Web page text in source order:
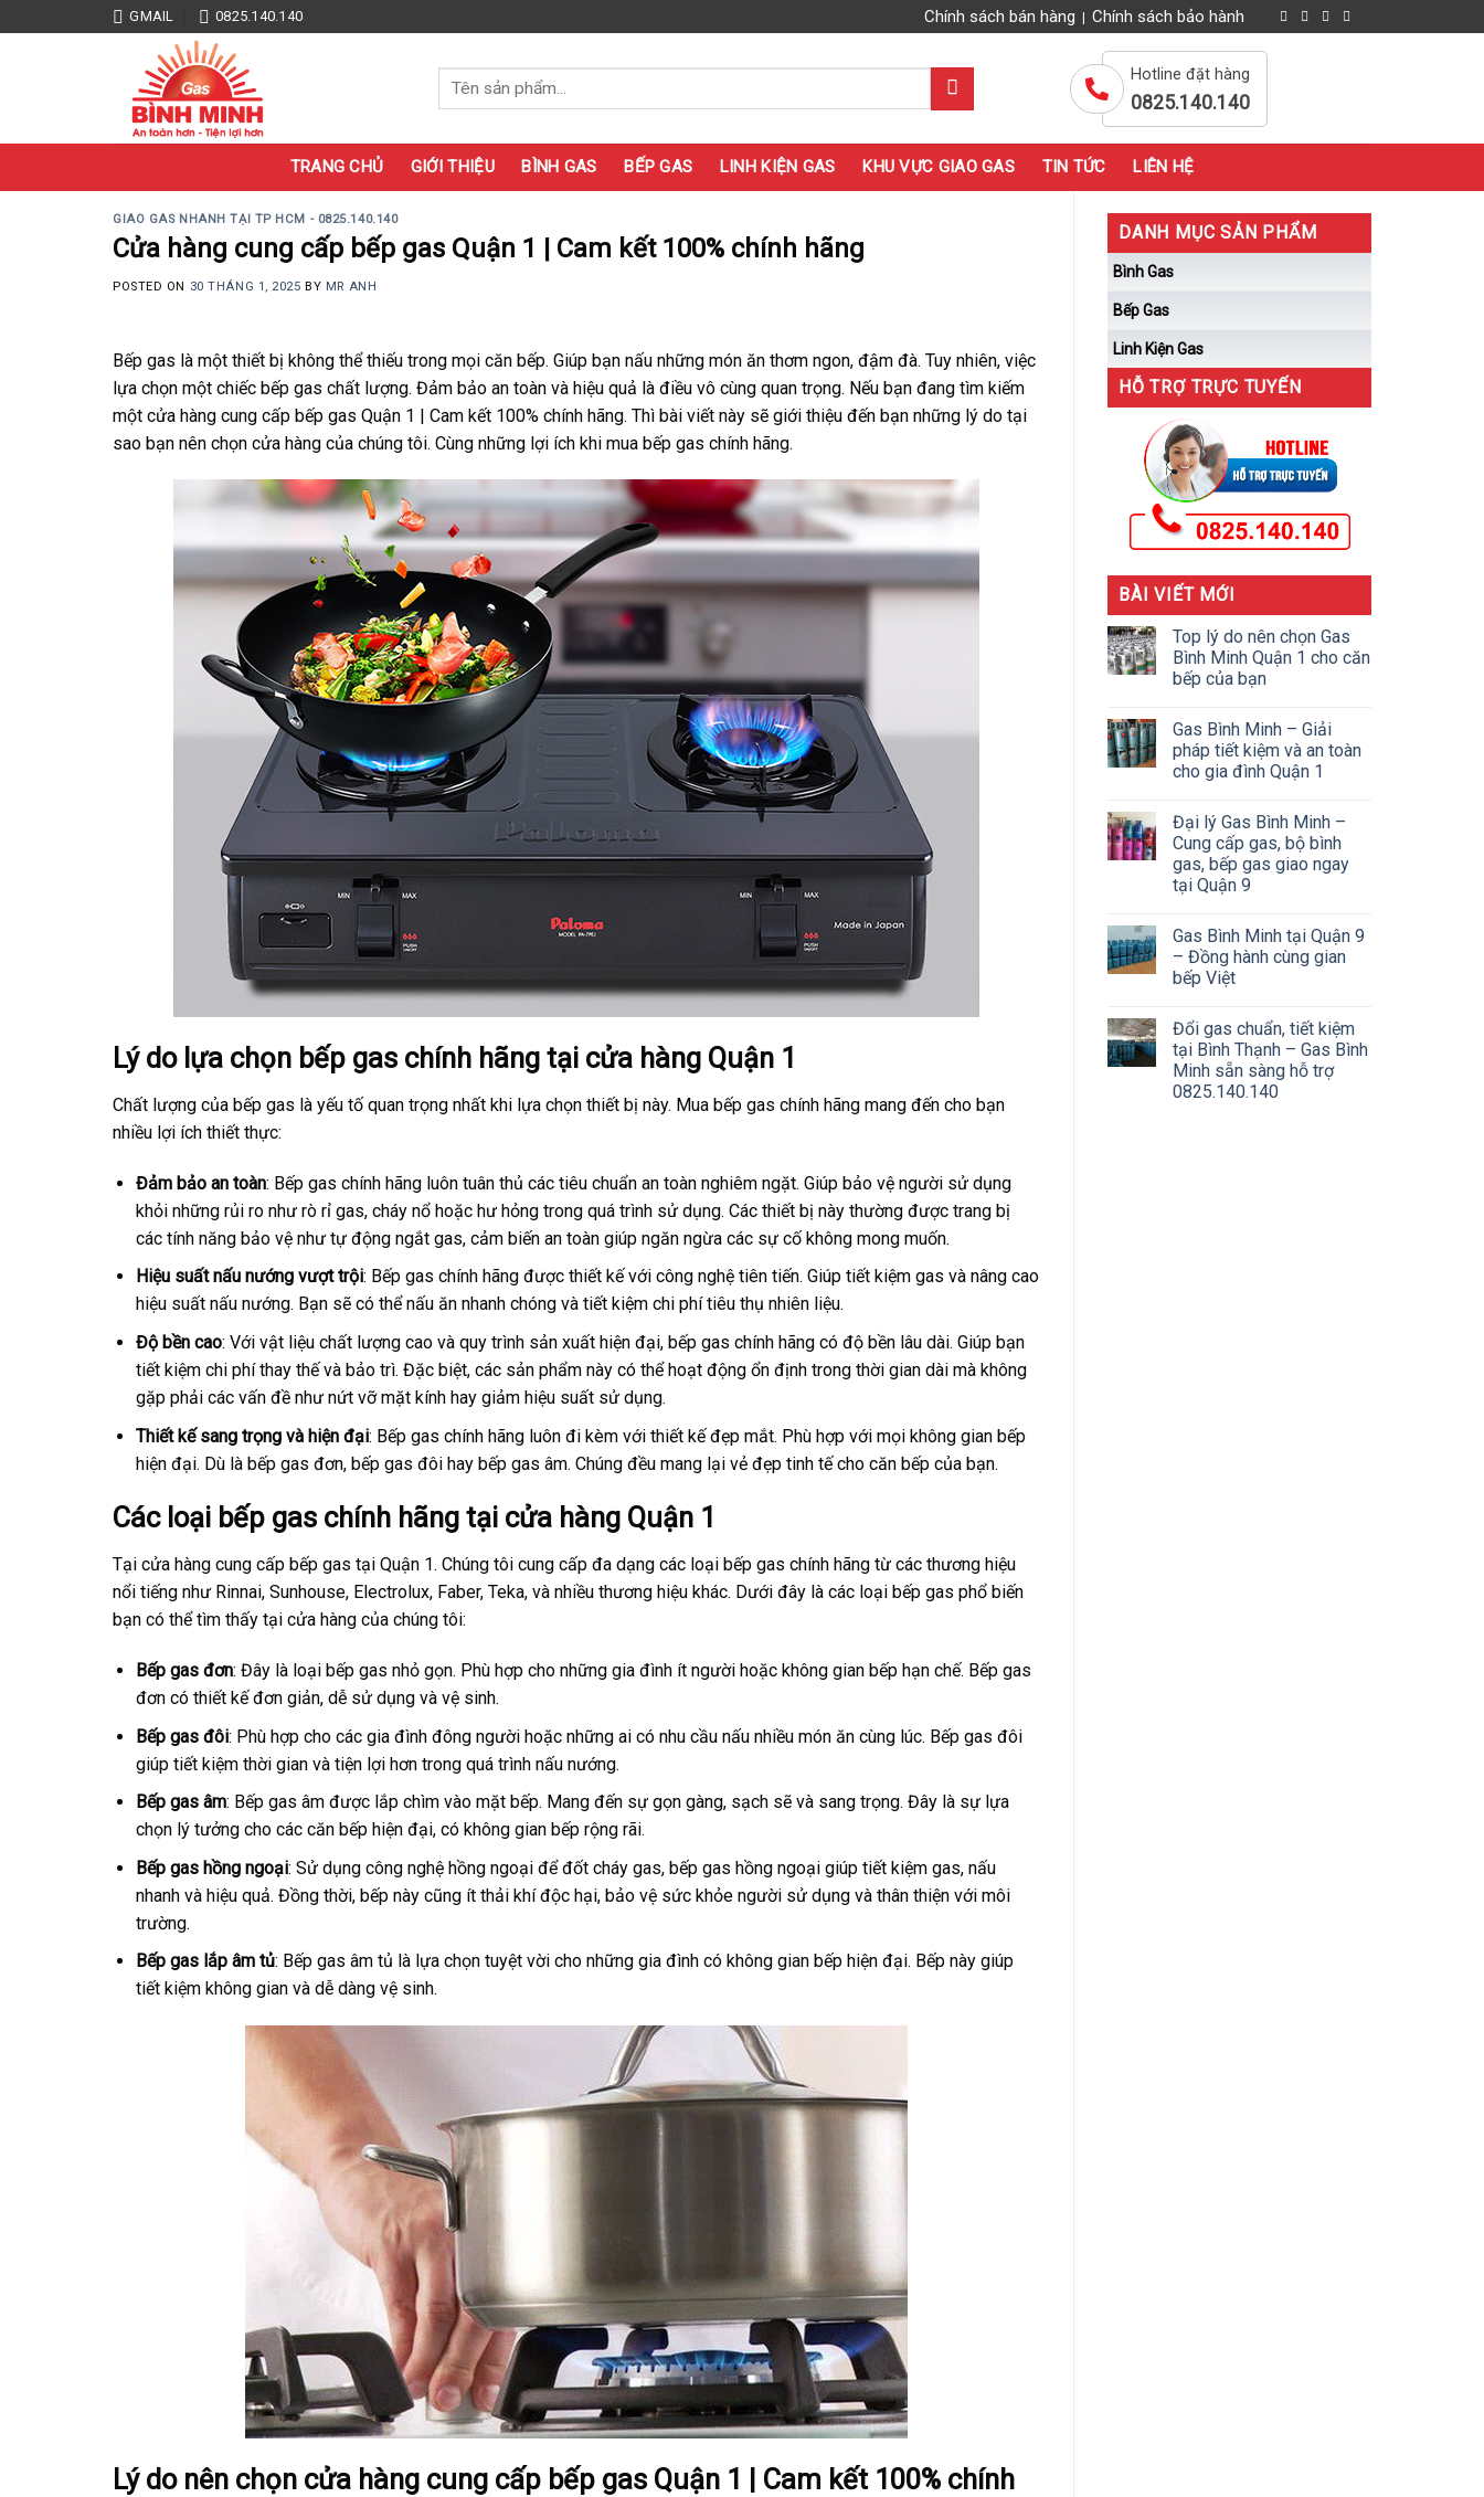
to
GMAIL 0825.140.140 Chính sách bán hàng Chính sách bảo hành
Tìm
kiếm:
Hotline đặt hàng
0825.140.140
TRANG CHỦ GIỚI THIỆU BÌNH GAS BẾP GAS LINH KIỆN GAS KHU VỰC GIAO GAS TIN TỨC LIÊN HỆ
GIAO GAS NHANH TẠI TP HCM - 0825.140.140
Cửa hàng cung cấp bếp gas Quận 1 | Cam kết 100% chính hãng
POSTED ON 30 THÁNG 1, 2025 BY MR ANH
Bếp gas là một thiết bị không thể thiếu trong mọi căn bếp. Giúp bạn nấu những món ăn thơm ngon, đậm đà. Tuy nhiên, việc
lựa chọn một chiếc bếp gas chất lượng. Đảm bảo an toàn và hiệu quả là điều vô cùng quan trọng. Nếu bạn đang tìm kiếm
một cửa hàng cung cấp bếp gas Quận 1 | Cam kết 100% chính hãng. Thì bài viết này sẽ giới thiệu đến bạn những lý do tại
sao bạn nên chọn cửa hàng của chúng tôi. Cùng những lợi ích khi mua bếp gas chính hãng.
Lý do lựa chọn bếp gas chính hãng tại cửa hàng Quận 1
Chất lượng của bếp gas là yếu tố quan trọng nhất khi lựa chọn thiết bị này. Mua bếp gas chính hãng mang đến cho bạn
nhiều lợi ích thiết thực:
Đảm bảo an toàn: Bếp gas chính hãng luôn tuân thủ các tiêu chuẩn an toàn nghiêm ngặt. Giúp bảo vệ người sử dụng
khỏi những rủi ro như rò rỉ gas, cháy nổ hoặc hư hỏng trong quá trình sử dụng. Các thiết bị này thường được trang bị
các tính năng bảo vệ như tự động ngắt gas, cảm biến an toàn giúp ngăn ngừa các sự cố không mong muốn.
Hiệu suất nấu nướng vượt trội: Bếp gas chính hãng được thiết kế với công nghệ tiên tiến. Giúp tiết kiệm gas và nâng cao
hiệu suất nấu nướng. Bạn sẽ có thể nấu ăn nhanh chóng và tiết kiệm chi phí tiêu thụ nhiên liệu.
Độ bền cao: Với vật liệu chất lượng cao và quy trình sản xuất hiện đại, bếp gas chính hãng có độ bền lâu dài. Giúp bạn
tiết kiệm chi phí thay thế và bảo trì. Đặc biệt, các sản phẩm này có thể hoạt động ổn định trong thời gian dài mà không
gặp phải các vấn đề như nứt vỡ mặt kính hay giảm hiệu suất sử dụng.
Thiết kế sang trọng và hiện đại: Bếp gas chính hãng luôn đi kèm với thiết kế đẹp mắt. Phù hợp với mọi không gian bếp
hiện đại. Dù là bếp gas đơn, bếp gas đôi hay bếp gas âm. Chúng đều mang lại vẻ đẹp tinh tế cho căn bếp của bạn.
Các loại bếp gas chính hãng tại cửa hàng Quận 1
Tại cửa hàng cung cấp bếp gas tại Quận 1. Chúng tôi cung cấp đa dạng các loại bếp gas chính hãng từ các thương hiệu
nổi tiếng như Rinnai, Sunhouse, Electrolux, Faber, Teka, và nhiều thương hiệu khác. Dưới đây là các loại bếp gas phổ biến
bạn có thể tìm thấy tại cửa hàng của chúng tôi:
Bếp gas đơn: Đây là loại bếp gas nhỏ gọn. Phù hợp cho những gia đình ít người hoặc không gian bếp hạn chế. Bếp gas
đơn có thiết kế đơn giản, dễ sử dụng và vệ sinh.
Bếp gas đôi: Phù hợp cho các gia đình đông người hoặc những ai có nhu cầu nấu nhiều món ăn cùng lúc. Bếp gas đôi
giúp tiết kiệm thời gian và tiện lợi hơn trong quá trình nấu nướng.
Bếp gas âm: Bếp gas âm được lắp chìm vào mặt bếp. Mang đến sự gọn gàng, sạch sẽ và sang trọng. Đây là sự lựa
chọn lý tưởng cho các căn bếp hiện đại, có không gian bếp rộng rãi.
Bếp gas hồng ngoại: Sử dụng công nghệ hồng ngoại để đốt cháy gas, bếp gas hồng ngoại giúp tiết kiệm gas, nấu
nhanh và hiệu quả. Đồng thời, bếp này cũng ít thải khí độc hại, bảo vệ sức khỏe người sử dụng và thân thiện với môi
trường.
Bếp gas lắp âm tủ: Bếp gas âm tủ là lựa chọn tuyệt vời cho những gia đình có không gian bếp hiện đại. Bếp này giúp
tiết kiệm không gian và dễ dàng vệ sinh.
Lý do nên chọn cửa hàng cung cấp bếp gas Quận 1 | Cam kết 100% chính
DANH MỤC SẢN PHẨM
Bình Gas
Bếp Gas
Linh Kiện Gas
HỖ TRỢ TRỰC TUYẾN
BÀI VIẾT MỚI
Top lý do nên chọn Gas
Bình Minh Quận 1 cho căn
bếp của bạn
Gas Bình Minh – Giải
pháp tiết kiệm và an toàn
cho gia đình Quận 1
Đại lý Gas Bình Minh –
Cung cấp gas, bộ bình
gas, bếp gas giao ngay
tại Quận 9
Gas Bình Minh tại Quận 9
– Đồng hành cùng gian
bếp Việt
Đổi gas chuẩn, tiết kiệm
tại Bình Thạnh – Gas Bình
Minh sẵn sàng hỗ trợ
0825.140.140